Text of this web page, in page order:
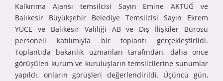
Kalkınma Ajansı temsilcisi Sayın Emine AKTUĞ ve
Balıkesir Büyükşehir Belediye Temsilcisi Sayın Ekrem
YÜCE ve Balıkesir Valiliği AB ve Dış İlişkiler Bürosu
personeli katılımıyla bir toplantı gerçekleştirildi.
Toplantıda bakanlık uzmanları tarafından, daha önce
görüşülen kurum ve kuruluşların temsilcilerine sunumlar
yapıldı, onların görüşleri değerlendirildi. Üçüncü gün,